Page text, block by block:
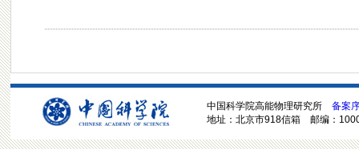
中国科学院高能物理研究所 备案
地址：北京市918信箱 邮编：